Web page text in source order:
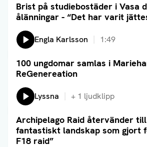
Brist på studiebostäder i Vasa
ålänningar - “Det har varit
Läs artikel
Lyssna på:
Engla Karlsson 1:49
100 ungdomar samlas i
ReGenereation
Läs artikel
Lyssna + 1 ljudklipp
Archipelago Raid återvänder
fantastiskt landskap som gjort
F18 raid”
Läs artikel